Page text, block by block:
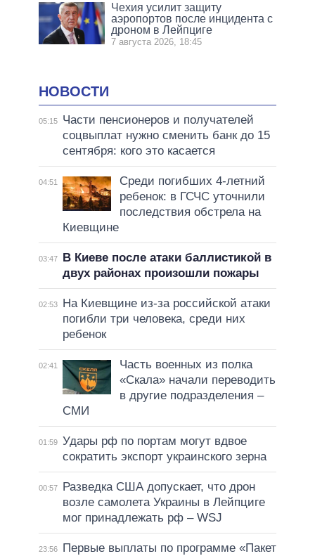
Чехия усилит защиту
аэропортов после инцидента с
дроном в Лейпциге
7 августа 2026, 18:45
НОВОСТИ
05:15
Части пенсионеров и получателей
соцвыплат нужно сменить банк до 15
сентября: кого это касается
04:51
Среди погибших 4-летний
ребенок: в ГСЧС уточнили
последствия обстрела на
Киевщине
03:47
В Киеве после атаки баллистикой в
двух районах произошли пожары
02:53
На Киевщине из-за российской атаки
погибли три человека, среди них
ребенок
02:41
Часть военных из полка
«Скала» начали переводить
в другие подразделения –
СМИ
01:59 Удары рф по портам могут вдвое
сократить экспорт украинского зерна
00:57
Разведка США допускает, что дрон
возле самолета Украины в Лейпциге
мог принадлежать рф – WSJ
23:56
Первые выплаты по программе «Пакет